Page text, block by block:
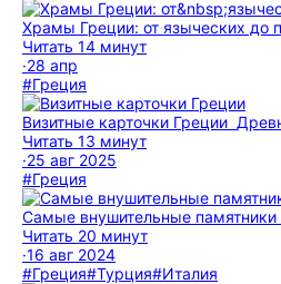
Храмы Греции: от языческих до
Читать 14 минут
·28 апр
#Греция
Визитные карточки Греции
Читать 13 минут
·25 авг 2025
#Греция
Самые внушительные памятники
Читать 20 минут
·16 авг 2024
#Греция#Турция#Италия